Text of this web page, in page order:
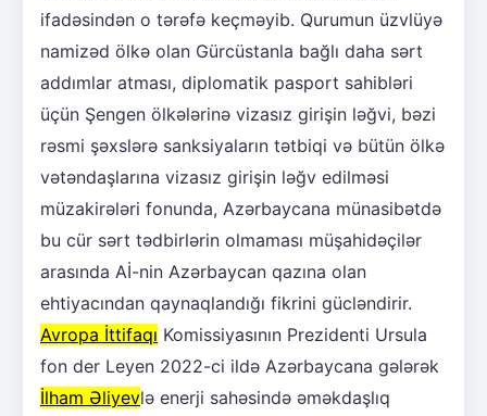
ifadəsindən o tərəfə keçməyib. Qurumun üzvlüyə
namizəd ölkə olan Gürcüstanla bağlı daha sərt
addımlar atması, diplomatik pasport sahibləri
üçün Şengen ölkələrinə vizasız girişin ləğvi, bəzi
rəsmi şəxslərə sanksiyaların tətbiqi və bütün ölkə
vətəndaşlarına vizasız girişin ləğv edilməsi
müzakirələri fonunda, Azərbaycana münasibətdə
bu cür sərt tədbirlərin olmaması müşahidəçilər
arasında Aİ-nin Azərbaycan qazına olan
ehtiyacından qaynaqlandığı fikrini gücləndirir.
Avropa İttifaqı Komissiyasının Prezidenti Ursula
fon der Leyen 2022-ci ildə Azərbaycana gələrək
İlham Əliyevlə enerji sahəsində əməkdaşlıq